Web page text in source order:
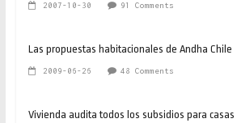
2007-10-30 91 Comments
Las propuestas habitacionales de Andha Chile
2009-06-26 48 Comments
Vivienda audita todos los subsidios para casas